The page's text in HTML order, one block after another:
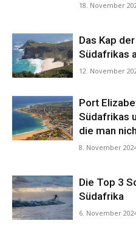
18. November
Das Kap
Südafrikas
12. November
Port
Südafrikas
die man
8. November
Die Top 3
Südafrika
6. November